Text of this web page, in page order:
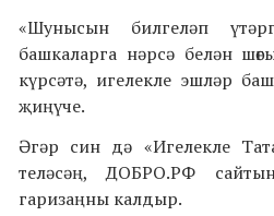
«Шунысын билгеләп
башкаларга нәрсә белән
күрсәтә, игелекле эшләр
җиңүче.
Әгәр син дә «Игелекле
теләсәң, ДОБРО.РФ
гаризаңны калдыр.